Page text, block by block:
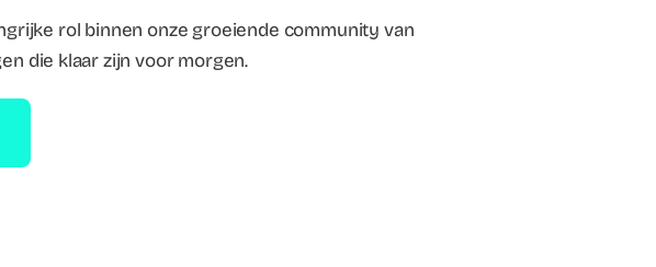
rol binnen onze groeiende community van
die klaar zijn voor morgen.